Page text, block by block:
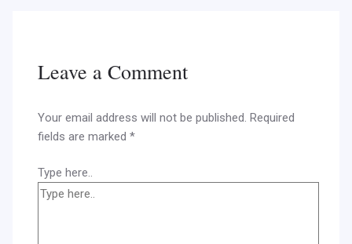
Leave a Comment
Your email address will not be published. Required
fields are marked*
Type here..